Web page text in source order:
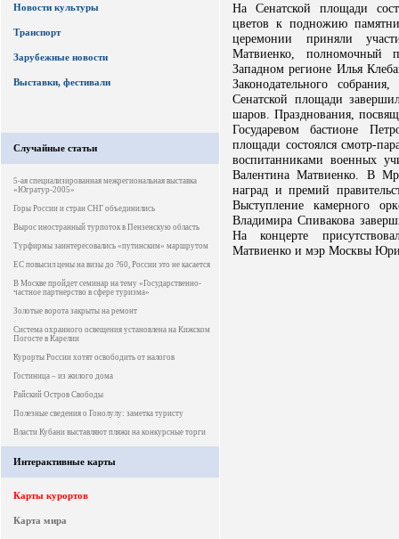
Новости культуры
Транспорт
Зарубежные новости
Выставки, фестивали
Случайные статьи
5-ая специализированная межрегиональная выставка
«Югратур-2005»
Горы России и стран СНГ объединились
Вырос иностранный турпоток в Пензенскую область
Турфирмы заинтересовались «путинским» маршрутом
ЕС повысил цены на визы до ?60, России это не касается
В Москве пройдет семинар на тему «Государственно-
частное партнерство в сфере туризма»
Золотые ворота закрыты на ремонт
Система охранного освещения установлена на Кижском
Погосте в Карелии
Курорты России хотят освободить от налогов
Гостиница – из жилого дома
Райский Остров Свободы
Полезные сведения о Гонолулу: заметка туристу
Власти Кубани выставляют пляжи на конкурсные торги
Интерактивные карты
Карты курортов
Карта мира
На Сенатской площади
цветов к подножию
церемонии приняли
Матвиенко, полномочный
Западном регионе Илья
Законодательного
Сенатской площади
шаров. Празднования,
Государевом бастионе
площади состоялся смотр-
воспитанниками военных
Валентина Матвиенко. В
наград и премий
Выступление камерного
Владимира Спивакова
На концерте
Матвиенко и мэр Москвы